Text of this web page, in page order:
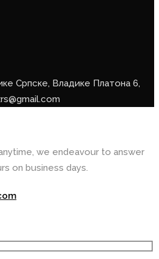
Српске, Владике Платона 6,
we endeavour to answer
on business days.